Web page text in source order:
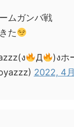
ムガンバ戦
た
ง Д
)งホ
2022, 4